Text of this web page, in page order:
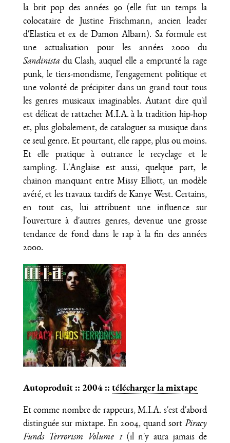
la brit pop des années 90 (elle fut un temps la
colocataire de Justine Frischmann, ancien leader
d'Elastica et ex de Damon Albarn). Sa formule est
une actualisation pour les années 2000 du
Sandinistadu Clash, auquel elle a emprunté la rage
punk, le tiers-mondisme, l'engagement politique et
une volonté de précipiter dans un grand tout tous
les genres musicaux imaginables. Autant dire qu'il
est délicat de rattacher M.I.A. à la tradition hip-hop
et, plus globalement, de cataloguer sa musique dans
ce seul genre. Et pourtant, elle rappe, plus ou moins.
Et elle pratique à outrance le recyclage et le
sampling. L'Anglaise est aussi, quelque part, le
chainon manquant entre Missy Elliott, un modèle
avéré, et les travaux tardifs de Kanye West. Certains,
en tout cas, lui attribuent une influence sur
l'ouverture à d'autres genres, devenue une grosse
tendance de fond dans le rap à la fin des années
2000.
Autoproduit :: 2004 :: télécharger la mixtape
Et comme nombre de rappeurs, M.I.A. s'est d'abord
distinguée sur mixtape. En 2004, quand sortPiracy
Funds Terrorism Volume 1(il n'y aura jamais de